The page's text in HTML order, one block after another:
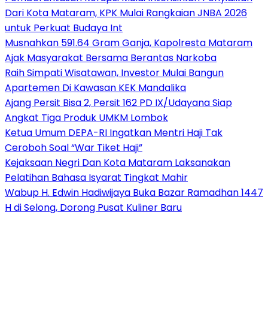
Dari Kota Mataram, KPK Mulai Rangkaian JNBA 2026
untuk Perkuat Budaya Int
Musnahkan 591.64 Gram Ganja, Kapolresta Mataram
Ajak Masyarakat Bersama Berantas Narkoba
Raih Simpati Wisatawan, Investor Mulai Bangun
Apartemen Di Kawasan KEK Mandalika
Ajang Persit Bisa 2, Persit 162 PD IX/Udayana Siap
Angkat Tiga Produk UMKM Lombok
Ketua Umum DEPA-RI Ingatkan Mentri Haji Tak
Ceroboh Soal “War Tiket Haji”
Kejaksaan Negri Dan Kota Mataram Laksanakan
Pelatihan Bahasa Isyarat Tingkat Mahir
Wabup H. Edwin Hadiwijaya Buka Bazar Ramadhan 1447
H di Selong, Dorong Pusat Kuliner Baru